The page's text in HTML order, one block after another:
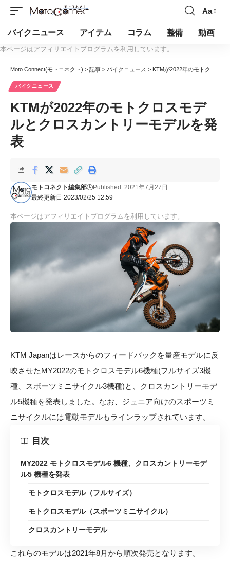
Aa
バイクニュース アイテム コラム 整備 動画
本ページはアフィリエイトプログラムを利用しています。
Moto Connect(モトコネクト) > 記事 > バイクニュース > KTMが2022年のモトクロスモデルとクロスカントリーモデルを発表
バイクニュース
KTMが2022年のモトクロスモデ
ルとクロスカントリーモデルを発
表
最終更新日 2023/02/25 12:59
モトコネクト編集部 Published: 2021年7月27日
本ページはアフィリエイトプログラムを利用しています。
KTM Japanはレースからのフィードバックを量産モデルに反
映させたMY2022のモトクロスモデル6機種(フルサイズ3機
種、スポーツミニサイクル3機種)と、クロスカントリーモデ
ル5機種を発表しました。なお、ジュニア向けのスポーツミ
ニサイクルには電動モデルもラインラップされています。
目次
MY2022 モトクロスモデル6 機種、クロスカントリーモデ
ル5 機種を発表
モトクロスモデル（フルサイズ）
モトクロスモデル（スポーツミニサイクル）
クロスカントリーモデル
これらのモデルは2021年8月から順次発売となります。